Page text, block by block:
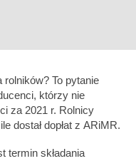
rolników? To pytanie
którzy nie
za 2021 r. Rolnicy
dostał dopłat z ARiMR.
termin składania